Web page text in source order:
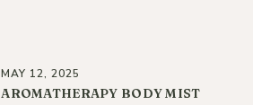
MAY 12, 2025
AROMATHERAPY BODY MIST